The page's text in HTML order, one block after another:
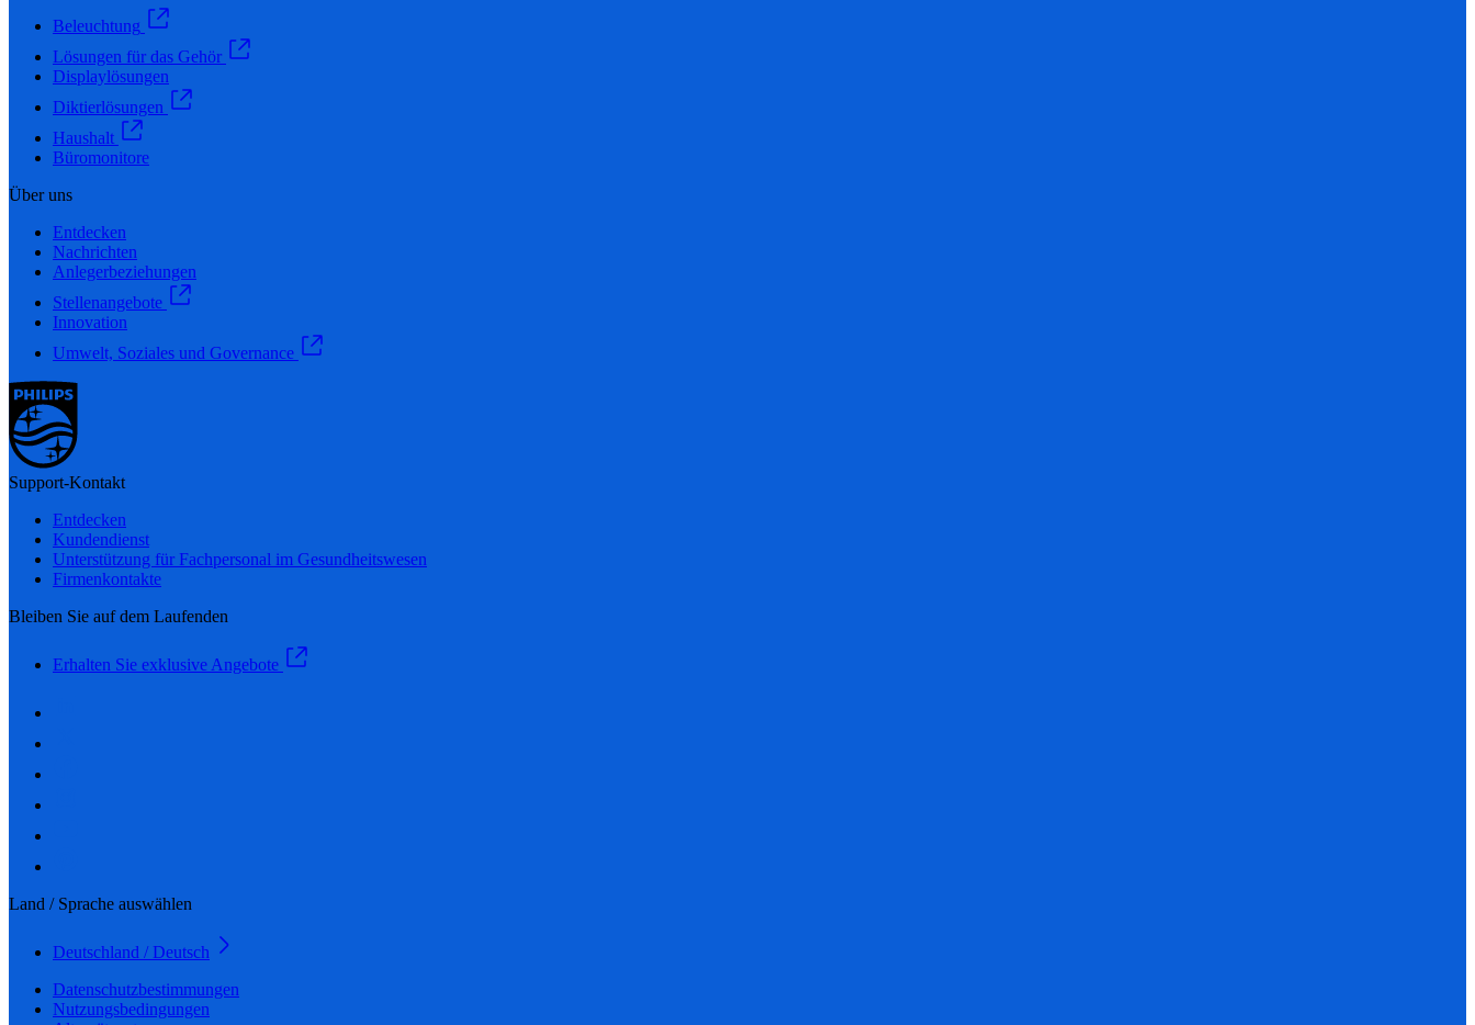
Beleuchtung
Lösungen für das Gehör
Displaylösungen
Diktierlösungen
Haushalt
Büromonitore
Über uns
Entdecken
Nachrichten
Anlegerbeziehungen
Stellenangebote
Innovation
Umwelt, Soziales und Governance
Support-Kontakt
Entdecken
Kundendienst
Unterstützung für Fachpersonal im Gesundheitswesen
Firmenkontakte
Bleiben Sie auf dem Laufenden
Erhalten Sie exklusive Angebote
Land / Sprache auswählen
Deutschland / Deutsch
Datenschutzbestimmungen
Nutzungsbedingungen